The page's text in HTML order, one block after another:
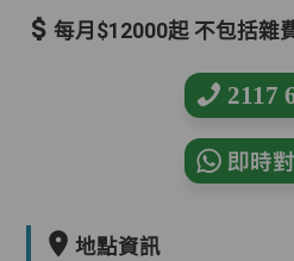
每月$12000起 不包括雜
2117
即時
地點資訊